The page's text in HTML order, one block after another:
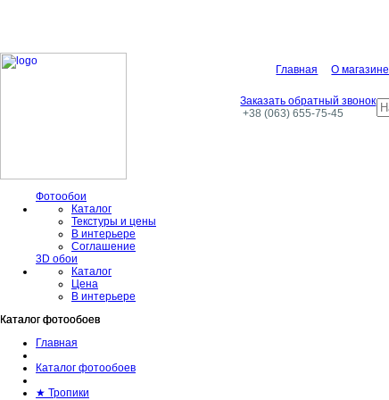
Главная О магазине
Заказать обратный звонок
+38 (063) 655-75-45
Фотообои
Каталог
Текстуры и цены
В интерьере
Соглашение
3D обои
Каталог
Цена
В интерьере
Каталог фотообоев
Каталог фотообоев
Главная
Каталог фотообоев
★ Тропики